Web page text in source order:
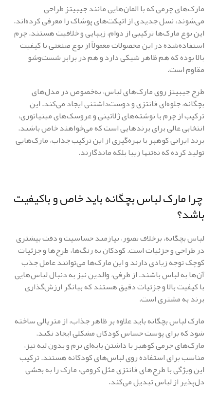
مارک‌های چرمی که با المان‌هایی مانند جیبیتز طراحی
می‌شوند، نسل جدیدی از اتیکت‌های پوشاک را معرفی کرده‌اند.
این نوع مارک‌ها ترکیبی از دوام، زیبایی و خلاقیت هستند. چرم
استفاده‌شده در این محصولات معمولاً از نوع صنعتی با کیفیت
بالا بوده که هم ظاهر شیکی دارد و هم در برابر شست‌وشو
مقاوم است.
طرح جیبیتز روی مارک‌های لباس، به‌خصوص در مدل‌های
بچگانه، جلوه‌ای فانتزی و دوست‌داشتنی ایجاد می‌کند. این
ترکیب از چرم با نوشته‌های ژلاتینی و عروسک‌های مینیاتوری،
انتخابی عالی برای برندهایی است که می‌خواهند خاص باشند.
برند ایرانی کوهبر با بهره‌گیری از این ترکیب جذاب، مارک‌هایی
تولید کرده که نه‌تنها زیبا بلکه ماندگارند.
چرا مارک لباس بچگانه باید خاص و باکیفیت
باشد؟
لباس بچگانه، برخلاف تصور، نیازمند حساسیت و دقت بیشتری
در طراحی و جزئیات است. کودکان به رنگ‌ها، طرح‌ها و جزئیات
کوچک توجه زیادی دارند و این مارک‌ها می‌توانند عامل جذب
آن‌ها به لباس باشند. از طرفی، والدین نیز به دنبال لباس‌هایی
با کیفیت بالا و جزئیات دقیق هستند که بیانگر ارزش‌گذاری
برند به مشتری است.
مارک لباس بچگانه باید علاوه بر ظاهر جذاب، از متریالی ساخته
شود که برای پوست حساس کودکان مشکلی ایجاد نکند.
مارک‌های چرمی کوهبر با داشتن پایه‌ای نرم و بدون لبه تیز،
مناسب برای استفاده روی لباس‌های کودکانه هستند. ترکیب
این ویژگی با طرح‌های فانتزی مثل کرومی، مارک را به بخشی
دل‌پذیر از لباس تبدیل می‌کند.